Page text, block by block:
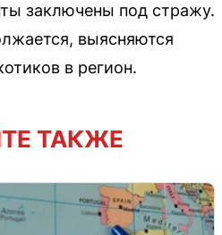
заключены под стражу.
выясняются
в регион.
ТАКЖЕ